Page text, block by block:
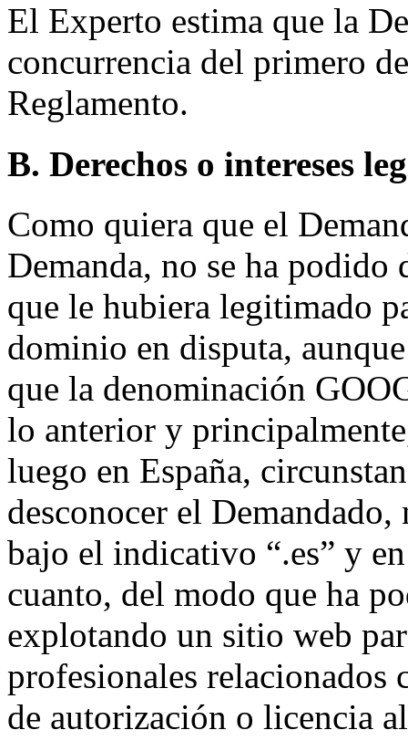
El Experto estima que la
concurrencia del primero
Reglamento.
B. Derechos o intereses
Como quiera que el
Demanda, no se ha
que le hubiera legitimado
dominio en disputa,
que la denominación
lo anterior y
luego en España,
desconocer el
bajo el indicativo “.es” y
cuanto, del modo que ha
explotando un sitio web
profesionales relacionados
de autorización o licencia